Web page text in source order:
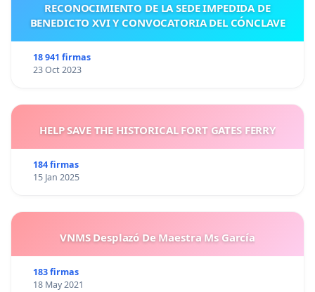
RECONOCIMIENTO DE LA SEDE IMPEDIDA DE
BENEDICTO XVI Y CONVOCATORIA DEL CÓNCLAVE
18 941 firmas
23 Oct 2023
HELP SAVE THE HISTORICAL FORT GATES FERRY
184 firmas
15 Jan 2025
VNMS Desplazó De Maestra Ms García
183 firmas
18 May 2021